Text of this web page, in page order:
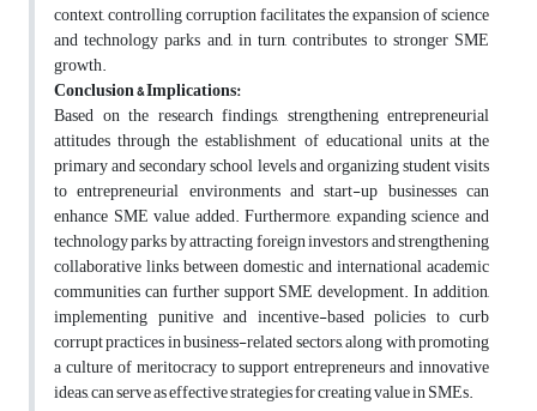
context, controlling corruption facilitates the expansion of science
and technology parks and, in turn, contributes to stronger SME
growth.
Conclusion & Implications:
Based on the research findings, strengthening entrepreneurial
attitudes through the establishment of educational units at the
primary and secondary school levels and organizing student visits
to entrepreneurial environments and start-up businesses can
enhance SME value added. Furthermore, expanding science and
technology parks by attracting foreign investors and strengthening
collaborative links between domestic and international academic
communities can further support SME development.In addition,
implementing punitive and incentive-based policies to curb
corrupt practices in business-related sectors, along with promoting
a culture of meritocracy to support entrepreneurs and innovative
ideas, can serve as effective strategies for creating value in SMEs.